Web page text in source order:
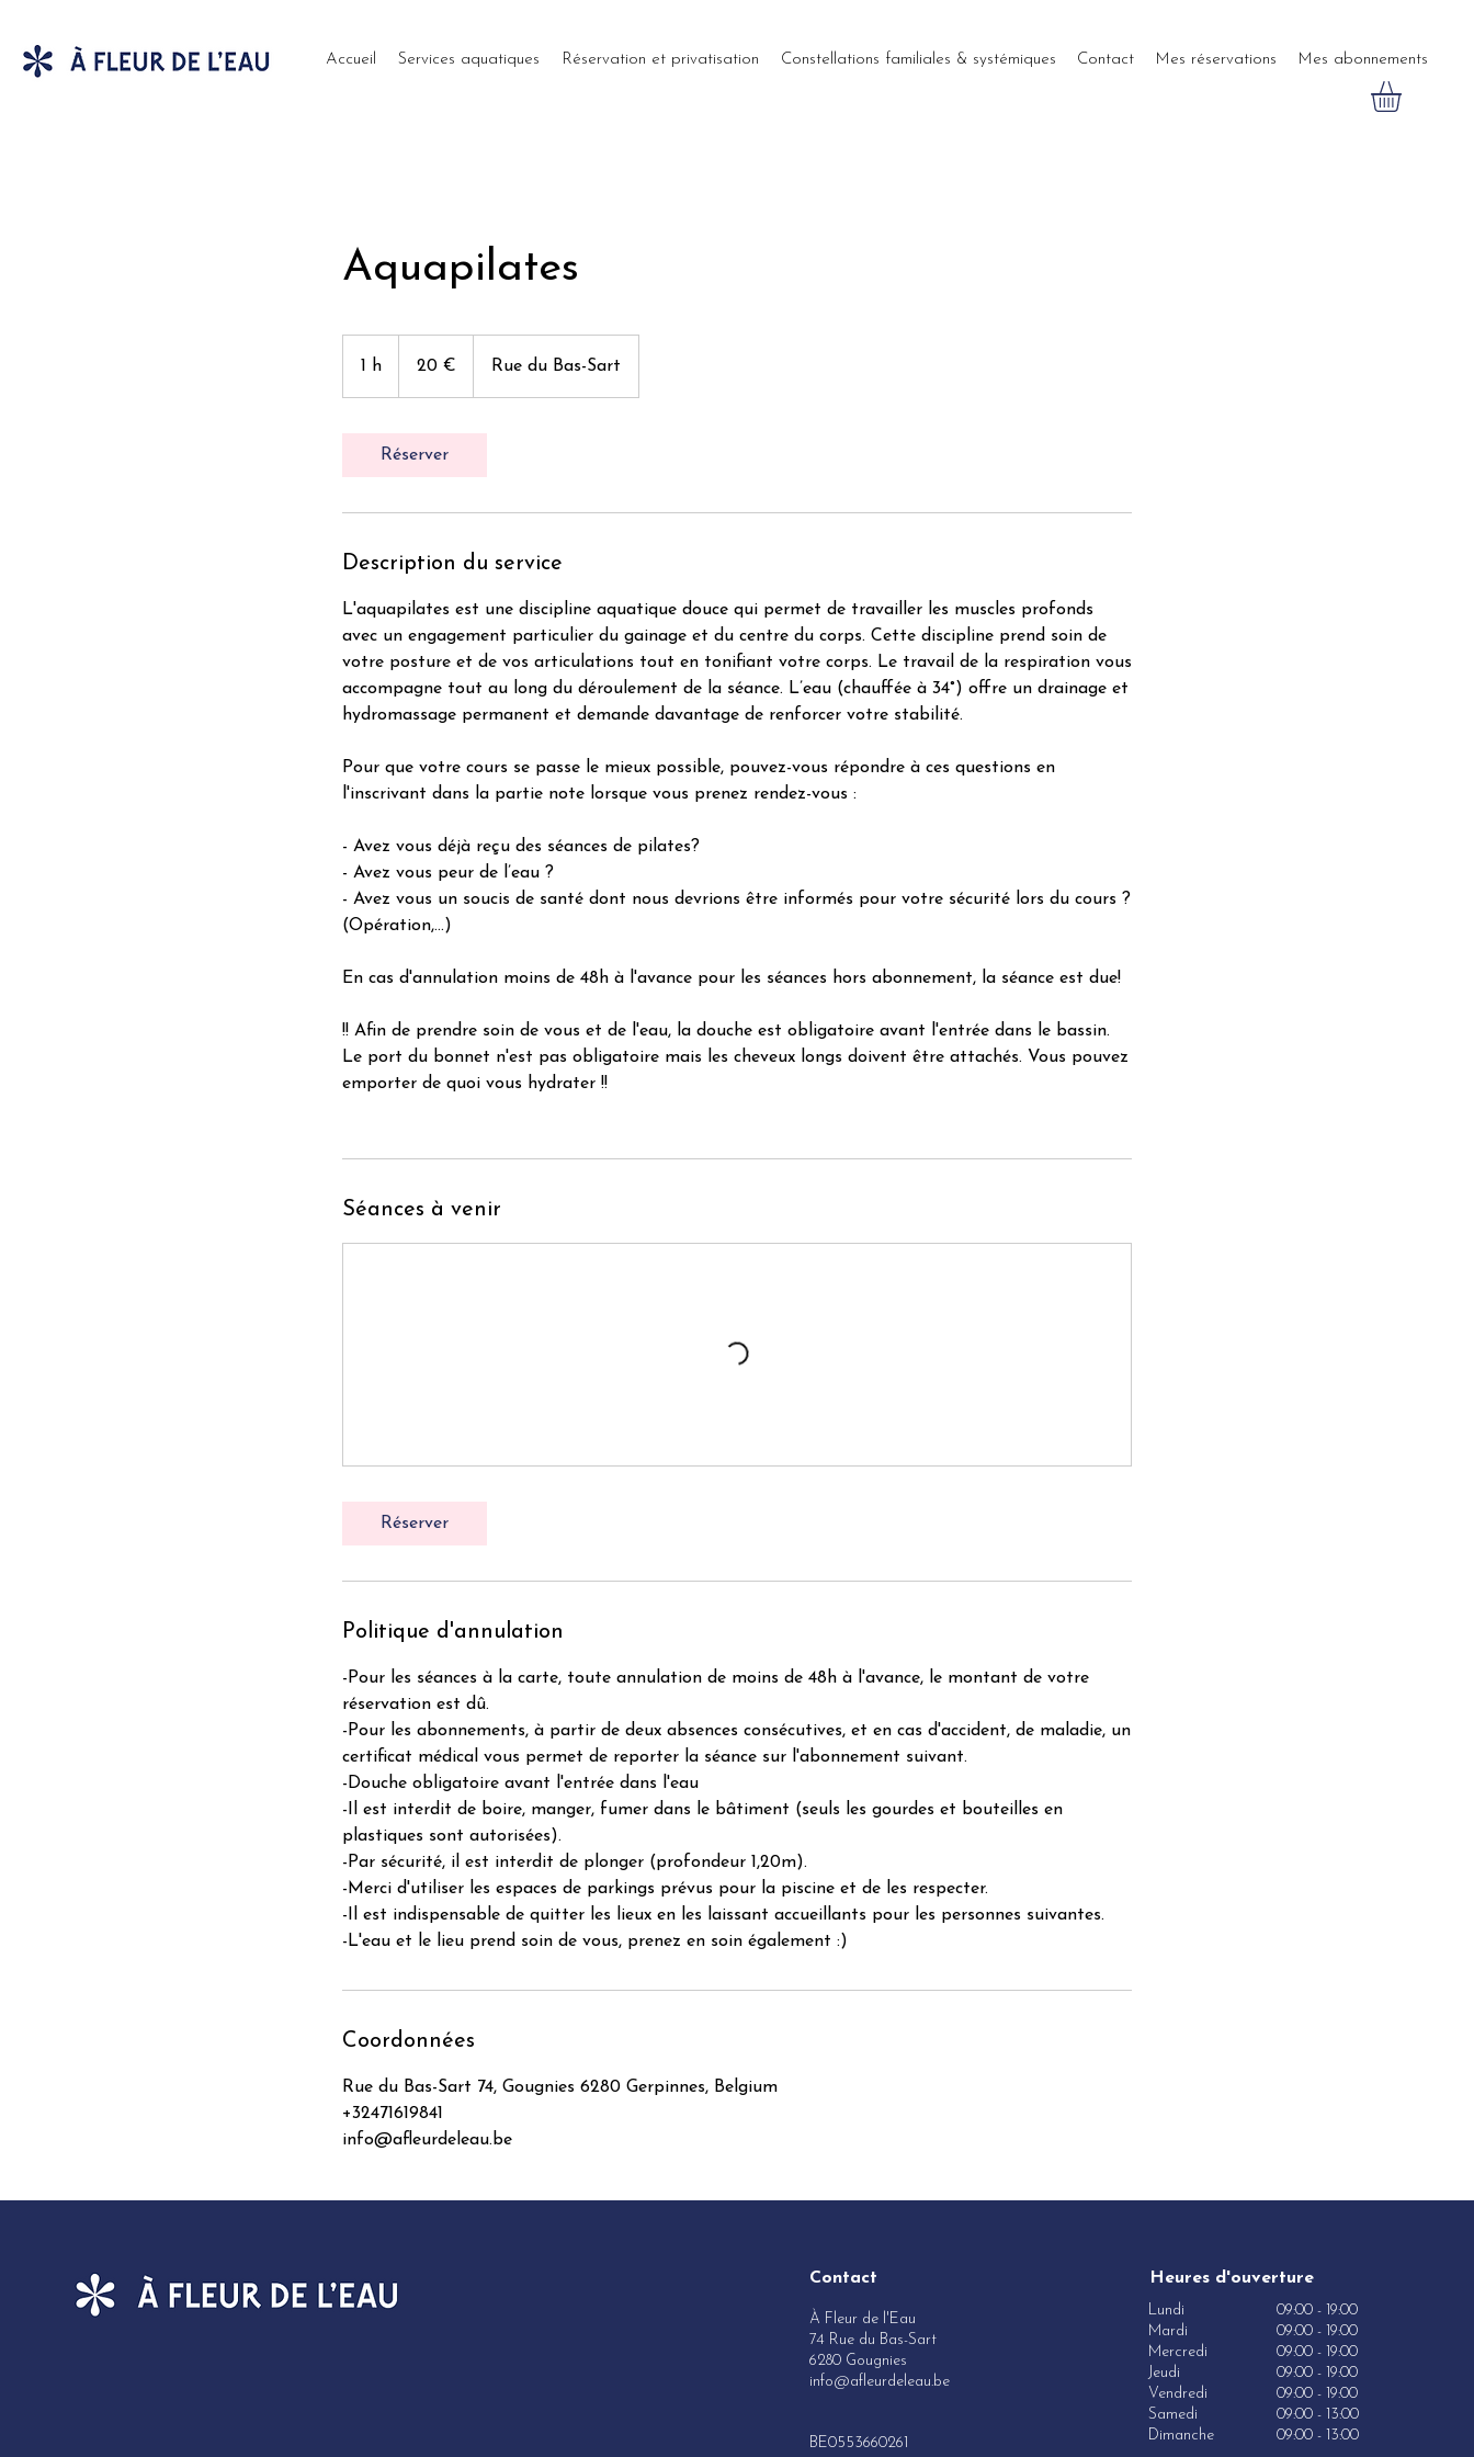
Accueil Services aquatiques Réservation et privatisation Constellations familiales & systémiques Contact Mes réservations Mes abonnements
Aquapilates
1 h 20 € Rue du Bas-Sart
Réserver
Description du service
L'aquapilates est une discipline aquatique douce qui permet de travailler les muscles profonds
avec un engagement particulier du gainage et du centre du corps. Cette discipline prend soin de
votre posture et de vos articulations tout en tonifiant votre corps. Le travail de la respiration vous
accompagne tout au long du déroulement de la séance. L’eau (chauffée à 34°) offre un drainage et
hydromassage permanent et demande davantage de renforcer votre stabilité.
Pour que votre cours se passe le mieux possible, pouvez-vous répondre à ces questions en
l'inscrivant dans la partie note lorsque vous prenez rendez-vous :
- Avez vous déjà reçu des séances de pilates?
- Avez vous peur de l’eau ?
- Avez vous un soucis de santé dont nous devrions être informés pour votre sécurité lors du cours ?
(Opération,…)
En cas d'annulation moins de 48h à l'avance pour les séances hors abonnement, la séance est due!
!! Afin de prendre soin de vous et de l'eau, la douche est obligatoire avant l'entrée dans le bassin.
Le port du bonnet n'est pas obligatoire mais les cheveux longs doivent être attachés. Vous pouvez
emporter de quoi vous hydrater !!
Séances à venir
Réserver
Politique d'annulation
-Pour les séances à la carte, toute annulation de moins de 48h à l'avance, le montant de votre
réservation est dû.
-Pour les abonnements, à partir de deux absences consécutives, et en cas d'accident, de maladie, un
certificat médical vous permet de reporter la séance sur l'abonnement suivant.
-Douche obligatoire avant l'entrée dans l'eau
-Il est interdit de boire, manger, fumer dans le bâtiment (seuls les gourdes et bouteilles en
plastiques sont autorisées).
-Par sécurité, il est interdit de plonger (profondeur 1,20m).
-Merci d'utiliser les espaces de parkings prévus pour la piscine et de les respecter.
-Il est indispensable de quitter les lieux en les laissant accueillants pour les personnes suivantes.
-L'eau et le lieu prend soin de vous, prenez en soin également :)
Coordonnées
Rue du Bas-Sart 74, Gougnies 6280 Gerpinnes, Belgium
+32471619841
info@afleurdeleau.be
Contact
À Fleur de l'Eau
74 Rue du Bas-Sart
6280 Gougnies
info@afleurdeleau.be
BE0553660261
Heures d'ouverture
Lundi
Mardi
Mercredi
Jeudi
Vendredi
Samedi
Dimanche
09:00 - 19:00
09:00 - 19:00
09:00 - 19:00
09:00 - 19:00
09:00 - 19:00
09:00 - 13:00
09:00 - 13:00